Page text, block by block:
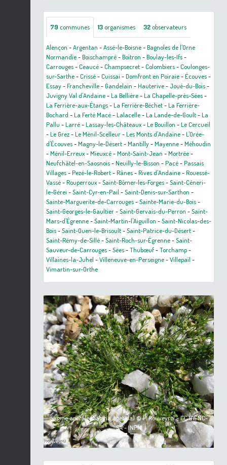
79 communes 13organismes 32observateurs
Alençon -Argentan -Assé-le-Boisne-Bagnoles de l'Orne
Normandie-Boischampré-Boitron -Boulay-les-Ifs-
Carrouges-Ceaucé-Champsecret-Colombiers-Coulonges-
sur-Sarthe-Crissé-Cuissai -Domfront en Poiraie-Écouves-
Essay-Francheville-Gandelain -Hauterive- Joué-du-Bois-
Juvigny Val d'Andaine-La Bellière-La Chapelle-près-Sées-
La Ferrière-aux-Étangs-La Ferrière-Béchet-La Ferrière-
Bochard -La Ferté Macé-Lalacelle-La Lande-de-Goult-La
Pallu -Larré-Lassay-les-Châteaux-Le Bouillon -Le Cercueil
-Le Grez-Le Ménil-Scelleur-Les Monts d'Andaine-L'Orée-
d'Écouves-Magny-le-Désert-Mantilly-Mayenne-Méhoudin
-Ménil-Erreux-Mieuxcé-Mont-Saint-Jean -Mortrée-
Neufchâtel-en-Saosnois-Neuilly-le-Bisson -Pacé-Passais
Villages-Pezé-le-Robert-Rânes-Rives d'Andaine-Rouessé-
Vassé-Rouperroux-Saint-Bômer-les-Forges-Saint-Céneri-
le-Gérei -Saint-Cyr-en-Pail -Saint-Denis-sur-Sarthon -
Sainte-Marguerite-de-Carrouges-Sainte-Marie-du-Bois-
Saint-Georges-le-Gaultier-Saint-Gervais-du-Perron -Saint-
Mars-d'Égrenne-Saint-Martin-l'Aiguillon -Saint-Nicolas-des-
Bois-Saint-Ouen-le-Brisoult-Saint-Patrice-du-Désert-
Saint-Rémy-de-Sillé-Saint-Roch-sur-Égrenne-Saint-
Sauveur-de-Carrouges-Sées-Thubœuf-Torchamp-
Villaines-la-Juhel -Villeneuve-en-Perseigne-Villepail -
Vimartin-sur-Orthe
Sagine apétale (Sagina apetala) © P. Rouveyrol - CC BY-NC-
SA - INPN
Previous Next